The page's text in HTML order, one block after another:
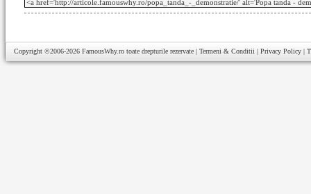
Copyright ©2006-2026 FamousWhy.ro toate drepturile rezervate | Termeni & Conditii | Privacy Policy |